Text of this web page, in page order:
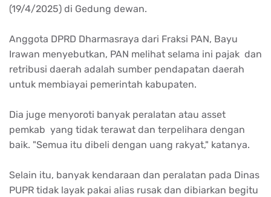
(19/4/2025) di Gedung dewan.
Anggota DPRD Dharmasraya dari Fraksi PAN, Bayu
Irawan menyebutkan, PAN melihat selama ini pajak dan
retribusi daerah adalah sumber pendapatan daerah
untuk membiayai pemerintah kabupaten.
Dia juge menyoroti banyak peralatan atau asset
pemkab yang tidak terawat dan terpelihara dengan
baik. "Semua itu dibeli dengan uang rakyat," katanya.
Selain itu, banyak kendaraan dan peralatan pada Dinas
PUPR tidak layak pakai alias rusak dan dibiarkan begitu